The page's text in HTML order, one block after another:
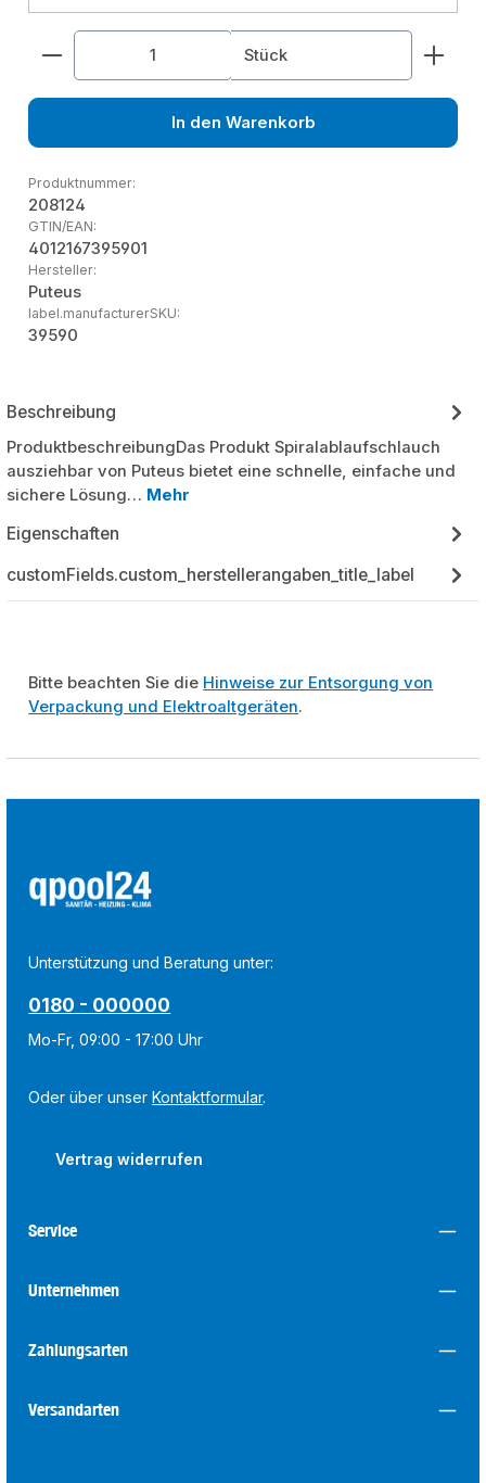
Produkt Anzahl: Gib den gewünschten Wert
Stück
In den Warenkorb
Produktnummer:
208124
GTIN/EAN:
4012167395901
Hersteller:
Puteus
label.manufacturerSKU:
39590
Beschreibung
ProduktbeschreibungDas Produkt Spiralablaufschlauch
ausziehbar von Puteus bietet eine schnelle, einfache und
sichere Lösung… Mehr
Eigenschaften
customFields.custom_herstellerangaben_title_label
Bitte beachten Sie die Hinweise zur Entsorgung von
Verpackung und Elektroaltgeräten.
Unterstützung und Beratung unter:
0180 - 000000
Mo-Fr, 09:00 - 17:00 Uhr
Oder über unserKontaktformular.
Vertrag widerrufen
Service
Unternehmen
Zahlungsarten
Versandarten